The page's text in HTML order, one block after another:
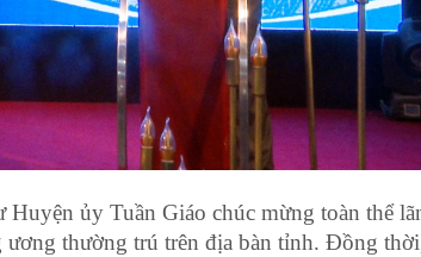
ủy Tuần Giáo chúc mừng toàn thể
thường trú trên địa bàn tỉnh. Đồng